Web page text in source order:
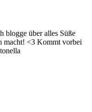
blogge über alles Süße
macht! <3 Kommt vorbei